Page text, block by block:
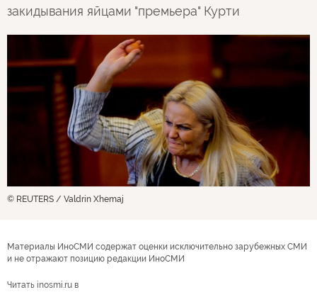
закидывания яйцами "премьера" Курти
© REUTERS / Valdrin Xhemaj
Материалы ИноСМИ содержат оценки исключительно зарубежных СМИ
и не отражают позицию редакции ИноСМИ
Читать inosmi.ru в